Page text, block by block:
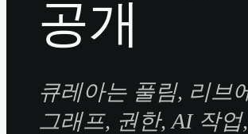
공개
큐레아는 풀림, 리브
그래프, 권한, AI 작업